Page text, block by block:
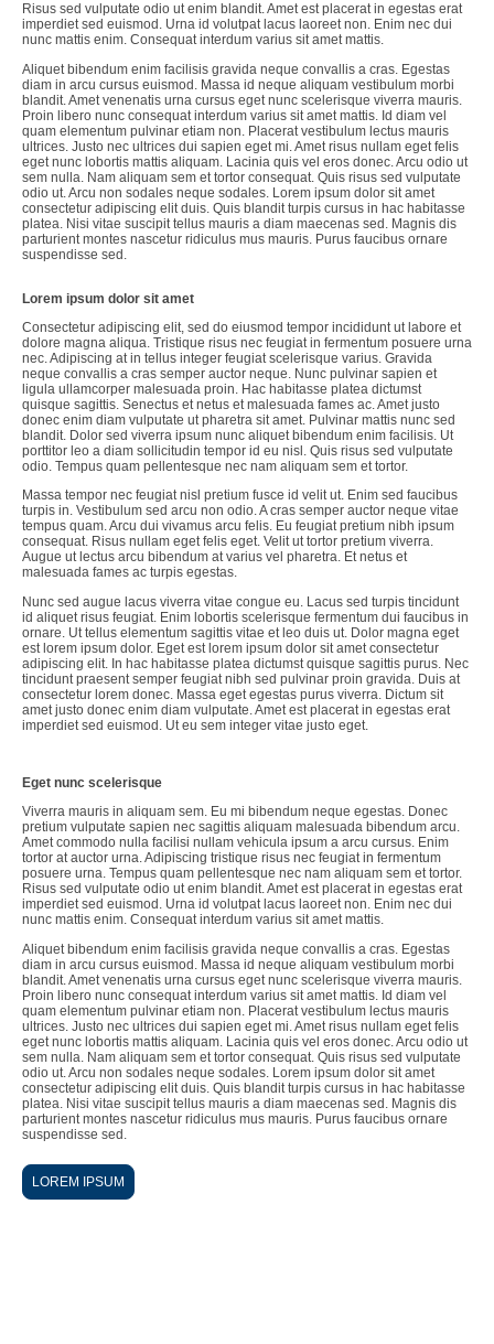
Risus sed vulputate odio ut enim blandit. Amet est placerat in egestas erat
imperdiet sed euismod. Urna id volutpat lacus laoreet non. Enim nec dui
nunc mattis enim. Consequat interdum varius sit amet mattis.
Aliquet bibendum enim facilisis gravida neque convallis a cras. Egestas
diam in arcu cursus euismod. Massa id neque aliquam vestibulum morbi
blandit. Amet venenatis urna cursus eget nunc scelerisque viverra mauris.
Proin libero nunc consequat interdum varius sit amet mattis. Id diam vel
quam elementum pulvinar etiam non. Placerat vestibulum lectus mauris
ultrices. Justo nec ultrices dui sapien eget mi. Amet risus nullam eget felis
eget nunc lobortis mattis aliquam. Lacinia quis vel eros donec. Arcu odio ut
sem nulla. Nam aliquam sem et tortor consequat. Quis risus sed vulputate
odio ut. Arcu non sodales neque sodales. Lorem ipsum dolor sit amet
consectetur adipiscing elit duis. Quis blandit turpis cursus in hac habitasse
platea. Nisi vitae suscipit tellus mauris a diam maecenas sed. Magnis dis
parturient montes nascetur ridiculus mus mauris. Purus faucibus ornare
suspendisse sed.
Lorem ipsum dolor sit amet
Consectetur adipiscing elit, sed do eiusmod tempor incididunt ut labore et
dolore magna aliqua. Tristique risus nec feugiat in fermentum posuere urna
nec. Adipiscing at in tellus integer feugiat scelerisque varius. Gravida
neque convallis a cras semper auctor neque. Nunc pulvinar sapien et
ligula ullamcorper malesuada proin. Hac habitasse platea dictumst
quisque sagittis. Senectus et netus et malesuada fames ac. Amet justo
donec enim diam vulputate ut pharetra sit amet. Pulvinar mattis nunc sed
blandit. Dolor sed viverra ipsum nunc aliquet bibendum enim facilisis. Ut
porttitor leo a diam sollicitudin tempor id eu nisl. Quis risus sed vulputate
odio. Tempus quam pellentesque nec nam aliquam sem et tortor.
Massa tempor nec feugiat nisl pretium fusce id velit ut. Enim sed faucibus
turpis in. Vestibulum sed arcu non odio. A cras semper auctor neque vitae
tempus quam. Arcu dui vivamus arcu felis. Eu feugiat pretium nibh ipsum
consequat. Risus nullam eget felis eget. Velit ut tortor pretium viverra.
Augue ut lectus arcu bibendum at varius vel pharetra. Et netus et
malesuada fames ac turpis egestas.
Nunc sed augue lacus viverra vitae congue eu. Lacus sed turpis tincidunt
id aliquet risus feugiat. Enim lobortis scelerisque fermentum dui faucibus in
ornare. Ut tellus elementum sagittis vitae et leo duis ut. Dolor magna eget
est lorem ipsum dolor. Eget est lorem ipsum dolor sit amet consectetur
adipiscing elit. In hac habitasse platea dictumst quisque sagittis purus. Nec
tincidunt praesent semper feugiat nibh sed pulvinar proin gravida. Duis at
consectetur lorem donec. Massa eget egestas purus viverra. Dictum sit
amet justo donec enim diam vulputate. Amet est placerat in egestas erat
imperdiet sed euismod. Ut eu sem integer vitae justo eget.
Eget nunc scelerisque
Viverra mauris in aliquam sem. Eu mi bibendum neque egestas. Donec
pretium vulputate sapien nec sagittis aliquam malesuada bibendum arcu.
Amet commodo nulla facilisi nullam vehicula ipsum a arcu cursus. Enim
tortor at auctor urna. Adipiscing tristique risus nec feugiat in fermentum
posuere urna. Tempus quam pellentesque nec nam aliquam sem et tortor.
Risus sed vulputate odio ut enim blandit. Amet est placerat in egestas erat
imperdiet sed euismod. Urna id volutpat lacus laoreet non. Enim nec dui
nunc mattis enim. Consequat interdum varius sit amet mattis.
Aliquet bibendum enim facilisis gravida neque convallis a cras. Egestas
diam in arcu cursus euismod. Massa id neque aliquam vestibulum morbi
blandit. Amet venenatis urna cursus eget nunc scelerisque viverra mauris.
Proin libero nunc consequat interdum varius sit amet mattis. Id diam vel
quam elementum pulvinar etiam non. Placerat vestibulum lectus mauris
ultrices. Justo nec ultrices dui sapien eget mi. Amet risus nullam eget felis
eget nunc lobortis mattis aliquam. Lacinia quis vel eros donec. Arcu odio ut
sem nulla. Nam aliquam sem et tortor consequat. Quis risus sed vulputate
odio ut. Arcu non sodales neque sodales. Lorem ipsum dolor sit amet
consectetur adipiscing elit duis. Quis blandit turpis cursus in hac habitasse
platea. Nisi vitae suscipit tellus mauris a diam maecenas sed. Magnis dis
parturient montes nascetur ridiculus mus mauris. Purus faucibus ornare
suspendisse sed.
LOREM IPSUM